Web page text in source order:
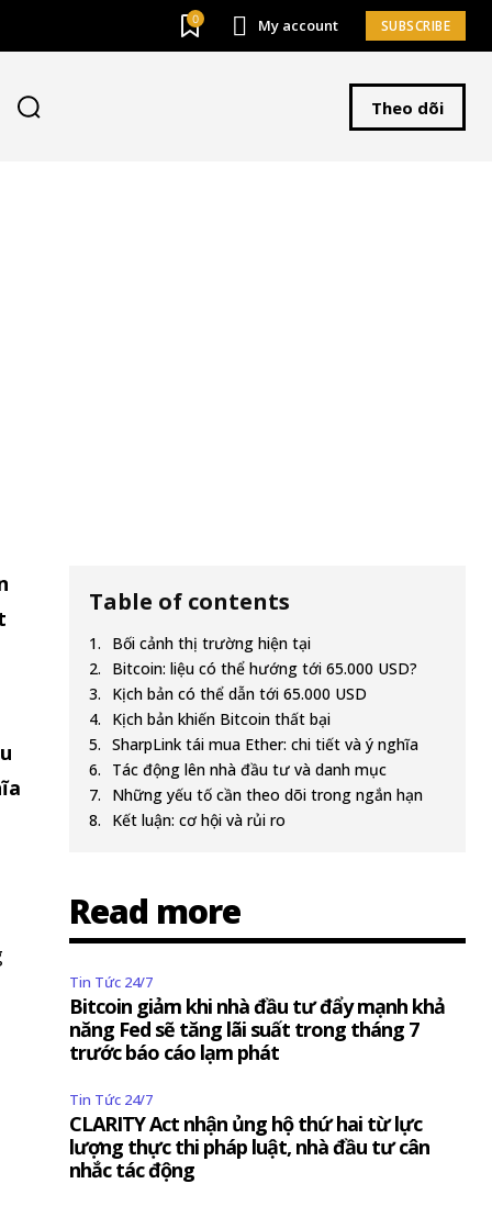
0 My account SUBSCRIBE
Theo dõi
Table of contents
Bối cảnh thị trường hiện tại
Bitcoin: liệu có thể hướng tới 65.000 USD?
Kịch bản có thể dẫn tới 65.000 USD
Kịch bản khiến Bitcoin thất bại
SharpLink tái mua Ether: chi tiết và ý nghĩa
Tác động lên nhà đầu tư và danh mục
Những yếu tố cần theo dõi trong ngắn hạn
Kết luận: cơ hội và rủi ro
Read more
Tin Tức 24/7
Bitcoin giảm khi nhà đầu tư đẩy mạnh khả
năng Fed sẽ tăng lãi suất trong tháng 7
trước báo cáo lạm phát
Tin Tức 24/7
CLARITY Act nhận ủng hộ thứ hai từ lực
lượng thực thi pháp luật, nhà đầu tư cân
nhắc tác động